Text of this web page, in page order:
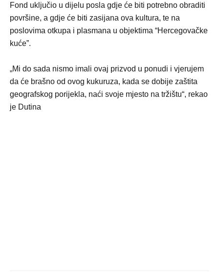
Fond uključio u dijelu posla gdje će biti potrebno obraditi
površine, a gdje će biti zasijana ova kultura, te na
poslovima otkupa i plasmana u objektima “Hercegovačke
kuće”.
„Mi do sada nismo imali ovaj prizvod u ponudi i vjerujem
da će brašno od ovog kukuruza, kada se dobije zaštita
geografskog porijekla, naći svoje mjesto na tržištu“, rekao
je Dutina